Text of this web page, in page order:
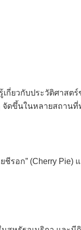
กี่ยวกับประวัติศาสต
ดขึ้นในหลายสถานที่
อก” (Cherry Pie) แ